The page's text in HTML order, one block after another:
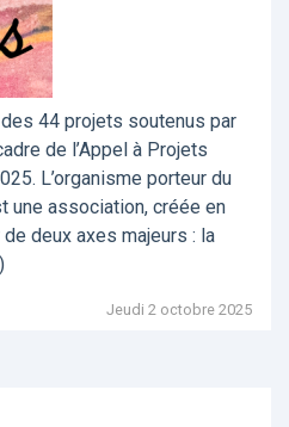
44 projets soutenus par
de l’Appel à Projets
L’organisme porteur du
une association, créée en
deux axes majeurs : la
Jeudi 2 octobre 2025